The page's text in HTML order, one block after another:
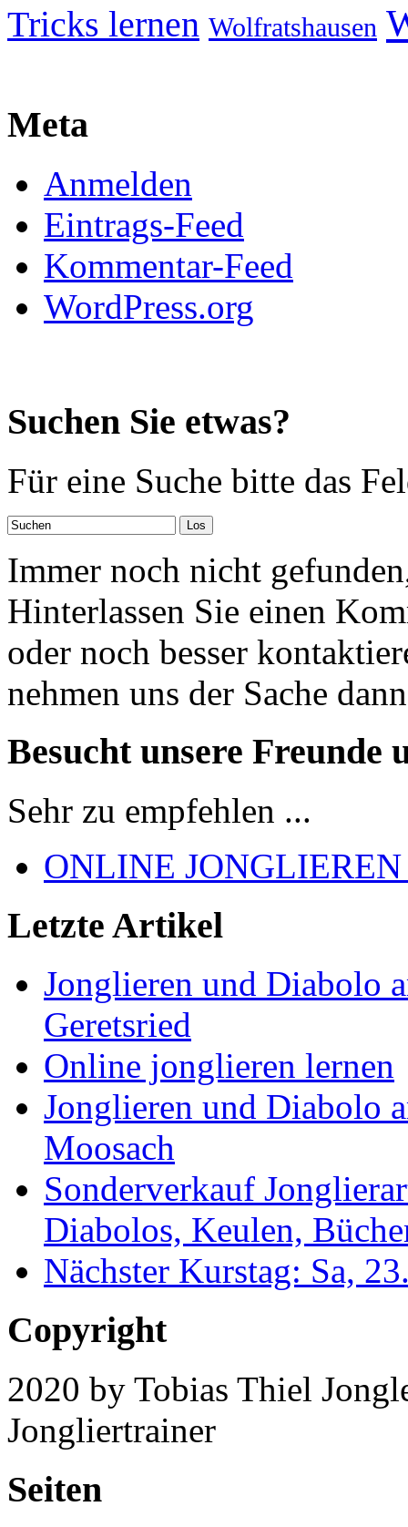
Tricks lernen Wolfratshausen
Meta
Anmelden
Eintrags-Feed
Kommentar-Feed
WordPress.org
Suchen Sie etwas?
Für eine Suche bitte das
Immer noch nicht
Hinterlassen Sie einen
oder noch besser
nehmen uns der Sache
Besucht unsere Freunde
Sehr zu empfehlen ...
ONLINE
Letzte Artikel
Jonglieren und Diabolo
Geretsried
Online jonglieren lernen
Jonglieren und Diabolo
Moosach
Sonderverkauf
Diabolos, Keulen,
Nächster Kurstag: Sa,
Copyright
2020 by Tobias Thiel
Jongliertrainer
Seiten